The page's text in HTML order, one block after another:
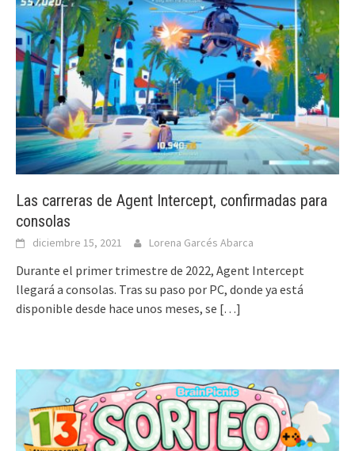
Las carreras de Agent Intercept, confirmadas para
consolas
diciembre 15, 2021 Lorena Garcés Abarca
Durante el primer trimestre de 2022, Agent Intercept
llegará a consolas. Tras su paso por PC, donde ya está
disponible desde hace unos meses, se […]